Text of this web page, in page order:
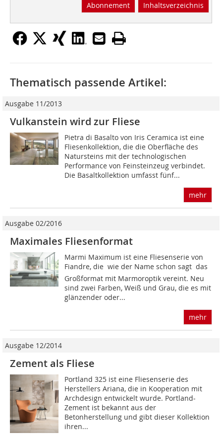
Abonnement Inhaltsverzeichnis
Thematisch passende Artikel:
Ausgabe 11/2013
Vulkanstein wird zur Fliese
Pietra di Basalto von Iris Ceramica ist eine
Fliesenkollektion, die die Oberfläche des
Natursteins mit der technologischen
Performance von Feinsteinzeug verbindet.
Die Basaltkollektion umfasst fünf...
mehr
Ausgabe 02/2016
Maximales Fliesenformat
Marmi Maximum ist eine Fliesenserie von
Fiandre, die  wie der Name schon sagt  das
Großformat mit Marmoroptik vereint. Neu
sind zwei Farben, Weiß und Grau, die es mit
glänzender oder...
mehr
Ausgabe 12/2014
Zement als Fliese
Portland 325 ist eine Fliesenserie des
Herstellers Ariana, die in Kooperation mit
Archdesign entwickelt wurde. Portland-
Zement ist bekannt aus der
Betonherstellung und gibt dieser Kollektion
ihren...